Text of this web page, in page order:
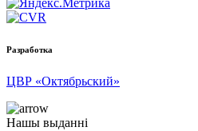
Разработка
ЦВР «Октябрьский»
Нашы выданні